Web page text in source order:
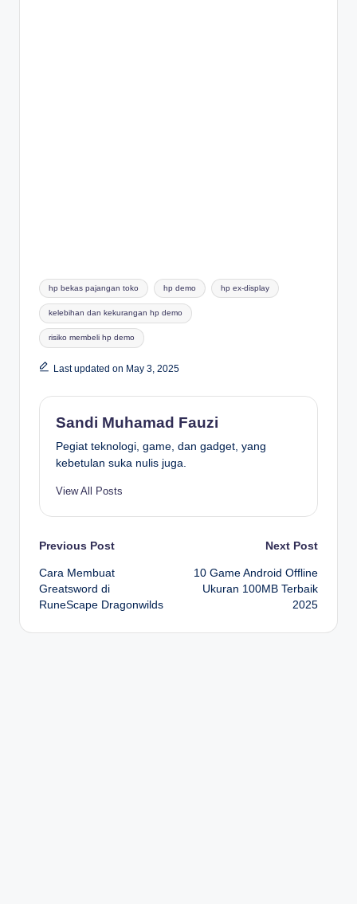
Tags:
hp bekas pajangan toko hp demo hp ex-display
kelebihan dan kekurangan hp demo
risiko membeli hp demo
Last updated on May 3, 2025
Sandi Muhamad Fauzi
Pegiat teknologi, game, dan gadget, yang
kebetulan suka nulis juga.
View All Posts
Post
navigation
Previous Post
Cara Membuat
Greatsword di
RuneScape Dragonwilds
Next Post
10 Game Android Offline
Ukuran 100MB Terbaik
2025